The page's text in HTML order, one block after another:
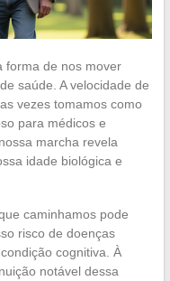
forma de nos mover
saúde. A velocidade de
vezes tomamos como
para médicos e
marcha revela
idade biológica e
caminhamos pode
risco de doenças
cognitiva. À
notável dessa